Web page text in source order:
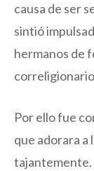
causa de ser
sintió
hermanos de
Por ello fue
que adorara a
tajantemente.